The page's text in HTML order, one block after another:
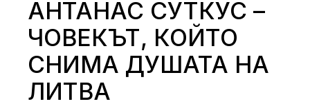
АНТАНАС СУТКУС –
ЧОВЕКЪТ, КОЙТО
СНИМА ДУШАТА НА
ЛИТВА